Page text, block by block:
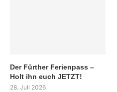
Der Fürther Ferienpass –
Holt ihn euch JETZT!
28. Juli 2026